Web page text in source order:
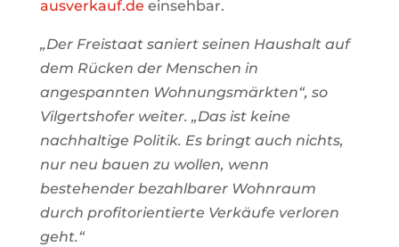
ausverkauf.de einsehbar.
„Der Freistaat saniert seinen Haushalt auf
dem Rücken der Menschen in
angespannten Wohnungsmärkten“, so
Vilgertshofer weiter. „Das ist keine
nachhaltige Politik. Es bringt auch nichts,
nur neu bauen zu wollen, wenn
bestehender bezahlbarer Wohnraum
durch profitorientierte Verkäufe verloren
geht.“